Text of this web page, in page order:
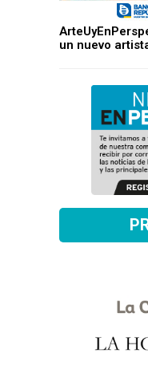
un nuevo